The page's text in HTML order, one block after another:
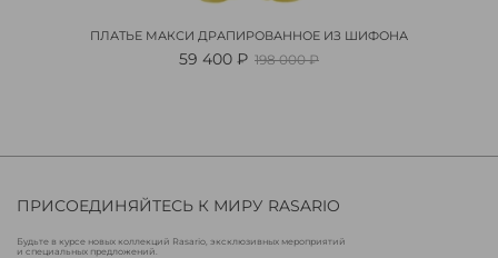
ПЛАТЬЕ МАКСИ ДРАПИРОВАННОЕ ИЗ ШИФОНА
59 400 ₽ 198 000 ₽
ПРИСОЕДИНЯЙТЕСЬ К МИРУ RASARIO
Будьте в курсе новых коллекций Rasario, эксклюзивных мероприятий
и специальных предложений.